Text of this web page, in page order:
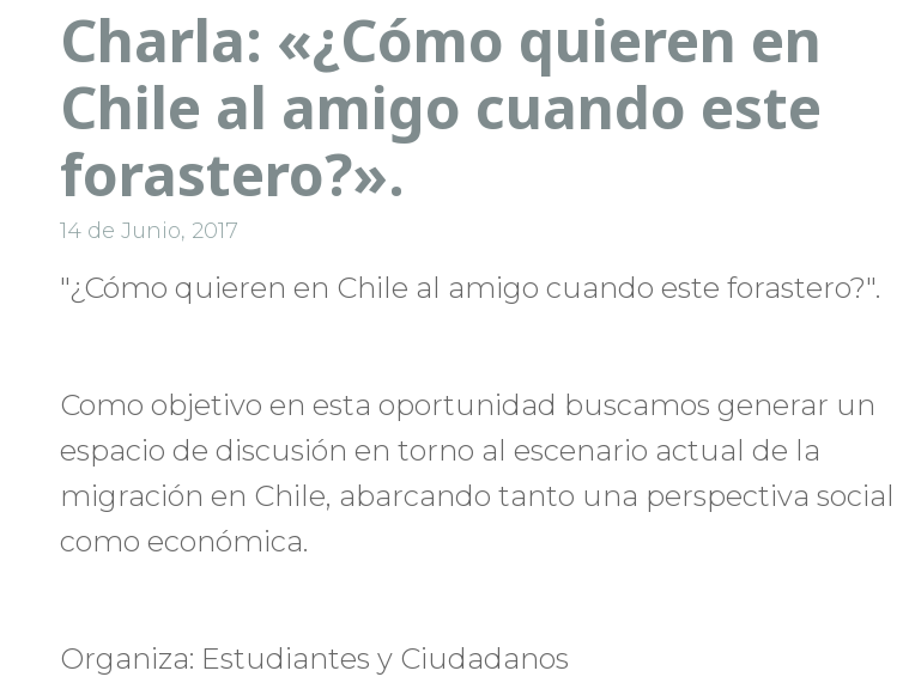
Charla: «¿Cómo quieren en
Chile al amigo cuando este
forastero?».
14 de Junio, 2017
"¿Cómo quieren en Chile al amigo cuando este forastero?".
Como objetivo en esta oportunidad buscamos generar un
espacio de discusión en torno al escenario actual de la
migración en Chile, abarcando tanto una perspectiva social
como económica.
Organiza: Estudiantes y Ciudadanos